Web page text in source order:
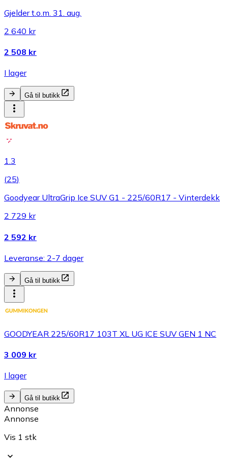
Gjelder t.o.m. 31. aug.
2 640 kr
2 508 kr
I lager
Gå til butikk
1.3
(25)
Goodyear UltraGrip Ice SUV G1 - 225/60R17 - Vinterdekk
2 729 kr
2 592 kr
Leveranse: 2-7 dager
Gå til butikk
GOODYEAR 225/60R17 103T XL UG ICE SUV GEN 1 NC
3 009 kr
I lager
Gå til butikk
Annonse
Annonse
Vis 1 stk